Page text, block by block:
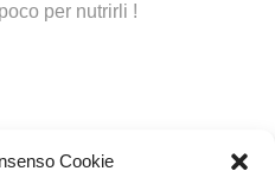
Cookie
per nutrirli !